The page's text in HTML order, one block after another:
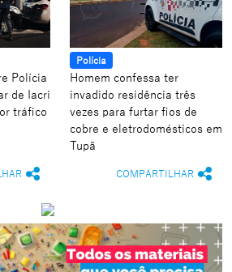
Polícia
de Iacri
tráfico
Polícia
Homem confessa ter
invadido residência três
vezes para furtar fios de
cobre e eletrodomésticos em
Tupã
COMPARTILHAR